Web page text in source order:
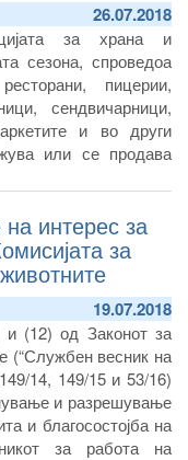
26.07.2018
за храна и
сезона, спроведоа
пицерии,
сендвичарници,
и во други
или се продава
интерес за
за
19.07.2018
(12) од Законот за
(“Службен весник на
14, 149/15 и 53/16)
и разрешување
и благосостојба на
за работа на